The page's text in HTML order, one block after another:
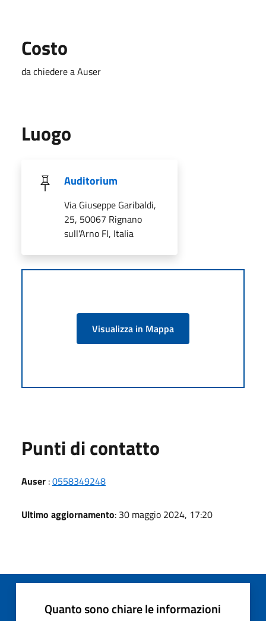
Costo
da chiedere a Auser
Luogo
Auditorium
Via Giuseppe Garibaldi,
25, 50067 Rignano
sull'Arno FI, Italia
Visualizza in Mappa
Punti di contatto
Auser :0558349248
Ultimo aggiornamento: 30 maggio 2024, 17:20
Quanto sono chiare le informazioni